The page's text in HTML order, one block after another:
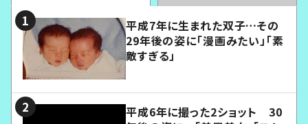
平成7年に生まれた双子…その
29年後の姿に「漫画みたい」「素
敵すぎる」
平成6年に撮った2ショット 30